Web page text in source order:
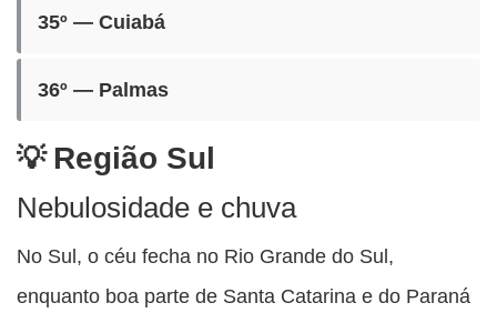
35º — Cuiabá
36º — Palmas
Região Sul
Nebulosidade e chuva
No Sul, o céu fecha no Rio Grande do Sul,
enquanto boa parte de Santa Catarina e do Paraná